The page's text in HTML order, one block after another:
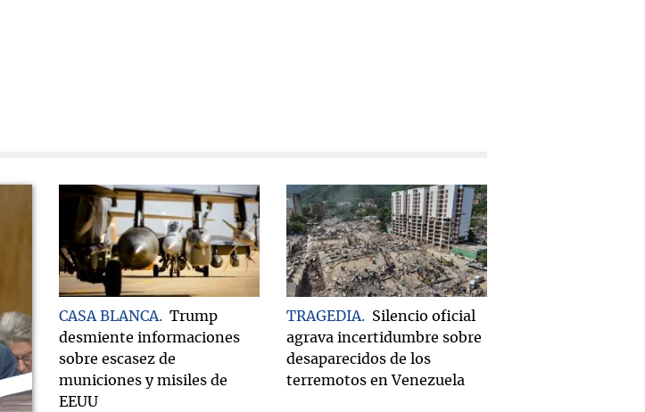
CASA BLANCA
Trump
desmiente informaciones
sobre escasez de
municiones y misiles de
EEUU
TRAGEDIA
Silencio oficial
agrava incertidumbre sobre
desaparecidos de los
terremotos en Venezuela